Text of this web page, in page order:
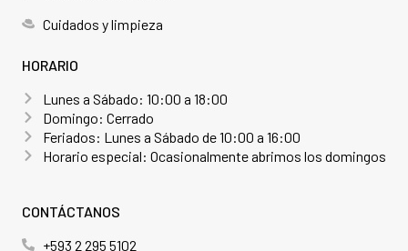
Cuidados y limpieza
HORARIO
Lunes a Sábado: 10:00 a 18:00
Domingo: Cerrado
Feriados: Lunes a Sábado de 10:00 a 16:00
Horario especial: Ocasionalmente abrimos los domingos
CONTÁCTANOS
+593 2 295 5102